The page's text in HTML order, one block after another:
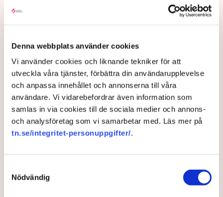
Denna webbplats använder cookies
Vi använder cookies och liknande tekniker för att
utveckla våra tjänster, förbättra din användarupplevelse
och anpassa innehållet och annonserna till våra
användare. Vi vidarebefordrar även information som
samlas in via cookies till de sociala medier och annons-
och analysföretag som vi samarbetar med. Läs mer på
tn.se/integritet-personuppgifter/.
Nödvändig
Ogräsfröspridningen och de igengrävda dikena kan
polisen ska kunna inleda en utredning direkt på plats
krävs att brottet pågår eller nyss har avslutats, samt
konkreta bevis eller utpekade misstänkta.
– Anmälningar om till exempel fröspridningen är
upptagna och kommer att utredas och lagföras, en del i
efterhand. Det är bland annat anledningen till att vi nu
även använder drönare för att dokumentera och säkra
bevis, säger Anna-Lena Mann.
Polisen
Svensk Torv : en naturlig råvara
Brott